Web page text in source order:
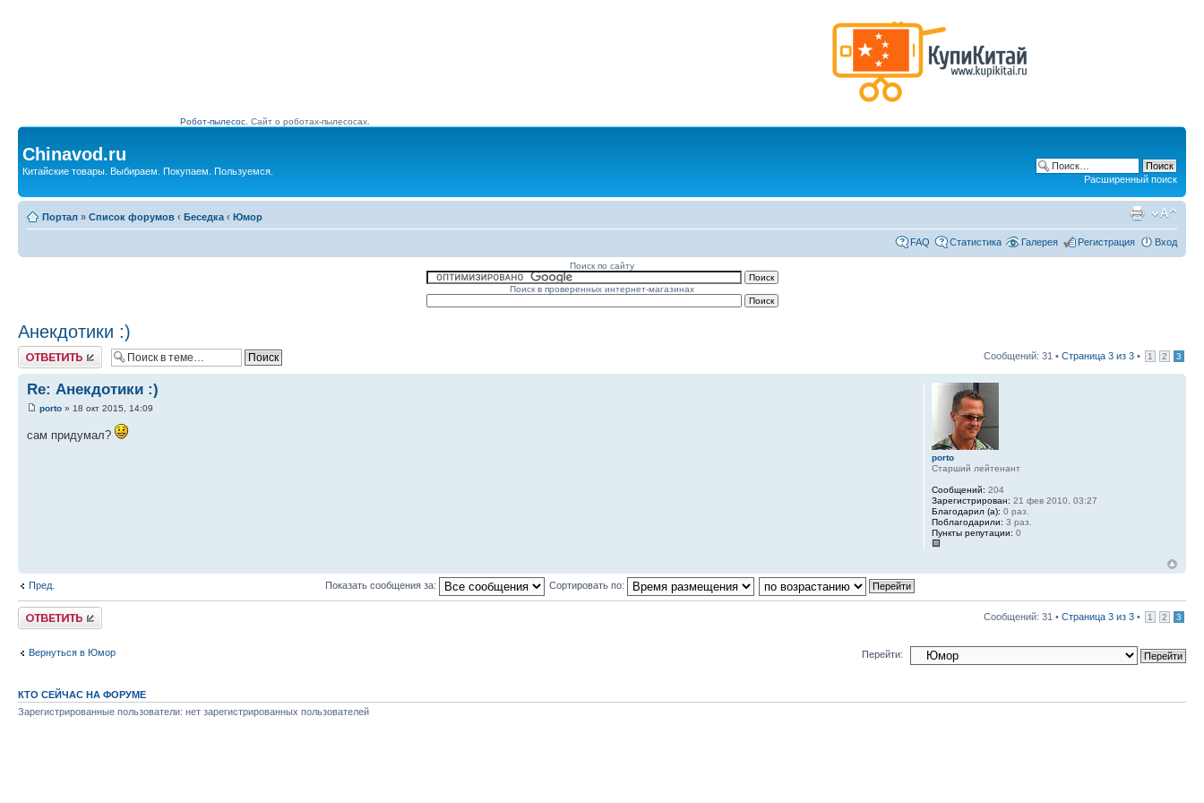
Робот-пылесос. Сайт о роботах-пылесосах.
Chinavod.ru
Китайские товары. Выбираем. Покупаем. Пользуемся.
Расширенный поиск
Портал » Список форумов ‹ Беседка ‹ Юмор
FAQ Статистика Галерея Регистрация Вход
Поиск по сайту
Поиск в проверенных интернет-магазинах
Анекдотики :)
Комментировать Сообщений: 31 • Страница 3 из 3 • 1 2 3
Re: Анекдотики :)
porto » 18 окт 2015, 14:09
сам придумал?
porto
Старший лейтенант
Сообщений: 204
Зарегистрирован: 21 фев 2010, 03:27
Благодарил (а): 0 раз.
Поблагодарили: 3 раз.
Пункты репутации: 0
Пред. Показать сообщения за: Сортировать по:
Комментировать Сообщений: 31 • Страница 3 из 3 • 1 2 3
Вернуться в Юмор Перейти:
КТО СЕЙЧАС НА ФОРУМЕ
Зарегистрированные пользователи: нет зарегистрированных пользователей